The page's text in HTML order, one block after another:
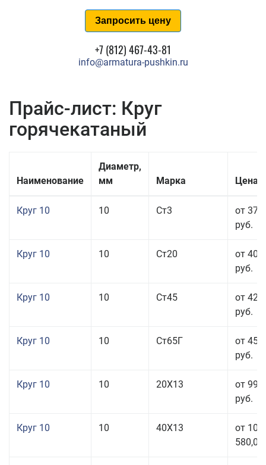
Запросить цену
+7 (812) 467-43-81
info@armatura-pushkin.ru
Прайс-лист: Круг
горячекатаный
Наименование
Диаметр,
мм
Марка Цена
Круг 10 10 Ст3
от 37
руб.
Круг 10 10 Ст20
от 40
руб.
Круг 10 10 Ст45
от 42
руб.
Круг 10 10 Ст65Г
от 45
руб.
Круг 10 10 20Х13
от 99
руб.
Круг 10 10 40Х13
от 106
580,00